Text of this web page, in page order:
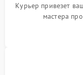
Курьер привезет
мастера